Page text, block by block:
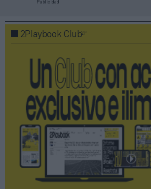
Publicidad
2Playbook Club2P